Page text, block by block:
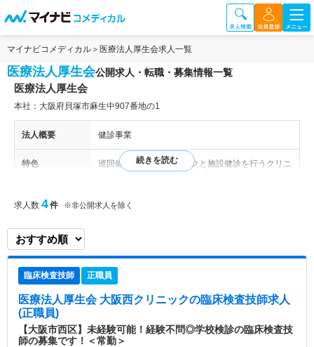
マイナビコメディカル 医療法人厚生会求人一覧
医療法人厚生会公開求人・転職・募集情報一覧
医療法人厚生会
本社：大阪府貝塚市麻生中907番地の1
法人概要 健診事業
特色
巡回健診を行うクリニックと施設健診を行うクリニ
皆さまの生活のサポートしています。
求人数 4件 ※非公開求人を除く
臨床検査技師 正職員
医療法人厚生会 大阪西クリニックの臨床検査技師求人
(正職員)
【大阪市西区】未経験可能！経験不問◎学校検診の臨床検査技
師の募集です！＜常勤＞